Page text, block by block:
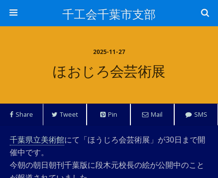
千工会千葉市支部
2025-11-27
ほおじろ会芸術展
Share Tweet Pin Mail SMS
千葉県立美術館にて「ほうじろ会芸術展」が30日まで開
催中です。
今朝の朝日朝刊千葉版に段木元校長の絵が公開中のこと